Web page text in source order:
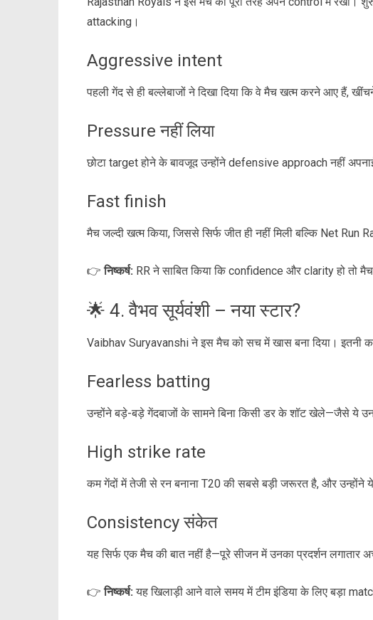
attacking।
Aggressive intent
पहली गेंद से ही बल्लेबाजों ने दिखा दिया कि वे मैच खत्म करने आए हैं,
Pressure नहीं लिया
छोटा target होने के बावजूद उन्होंने defensive approach नहीं
Fast finish
मैच जल्दी खत्म किया, जिससे सिर्फ जीत ही नहीं मिली बल्कि Net Run
👉निष्कर्ष: RR ने साबित किया कि confidence और clarity हो तो
🌟 4. वैभव सूर्यवंशी – नया स्टार?
Vaibhav Suryavanshi ने इस मैच को सच में खास बना दिया। इतनी
Fearless batting
उन्होंने बड़े-बड़े गेंदबाजों के सामने बिना किसी डर के शॉट खेले—जैसे ये
High strike rate
कम गेंदों में तेजी से रन बनाना T20 की सबसे बड़ी जरूरत है, और उन्होंने ये
Consistency संकेत
यह सिर्फ एक मैच की बात नहीं है—पूरे सीजन में उनका प्रदर्शन लगातार
👉निष्कर्ष: यह खिलाड़ी आने वाले समय में टीम इंडिया के लिए बड़ा